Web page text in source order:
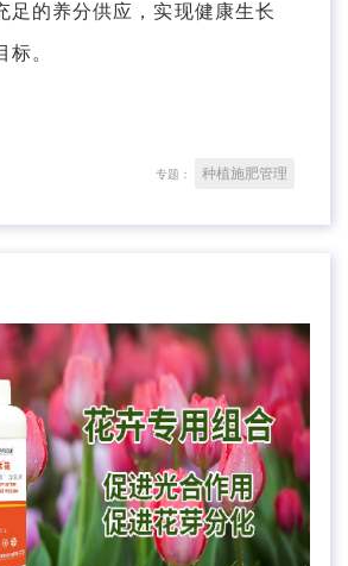
足的养分供应，实现健康生长
。
专题： 种植施肥管理